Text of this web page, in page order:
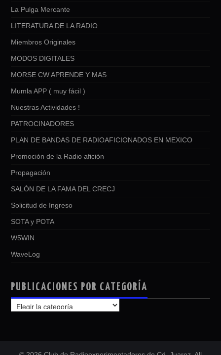
La Pulga Mercante
LITERATURA DE LA RADIO
Miembros Originales
MODOS DIGITALES
MORSE CW APRENDE Y MAS
Mumla APP ( muy fácil )
Nuestras Actividades !
PATROCINADORES
PLAN DE BANDAS DE RADIOAFICIONADOS EN MEXICO
Promoción de la Radio afición
Propagación
SALÓN DE LA FAMA DEL CRECJ
Solicitud de Ingreso
SOTA y POTA
W5WIN
WaveLog
PUBLICACIONES POR CATEGORÍA
PUBLICACIONES
POR